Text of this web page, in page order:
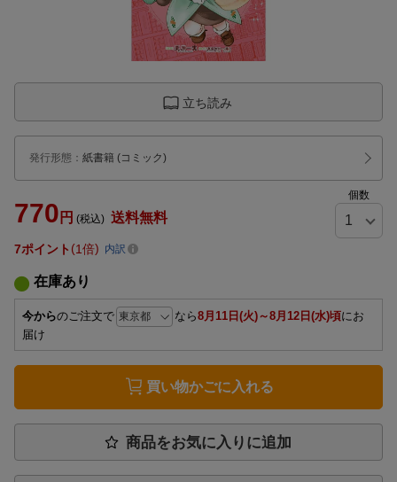
立ち読み
発行形態 ： 紙書籍 (コミック)
770 円 (税込) 送料無料
個数
7ポイント 1倍 内訳
在庫あり
今からのご注文で なら8月11日(火)～8月12日(水)頃にお
届け
買い物かごに入れる
商品をお気に入りに追加